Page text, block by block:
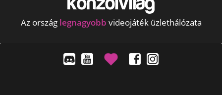
Az ország legnagyobb videojáték üzlethálózata